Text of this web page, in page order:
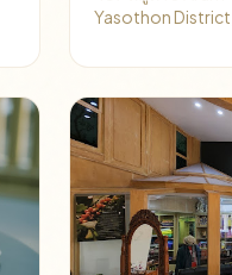
Yasothon